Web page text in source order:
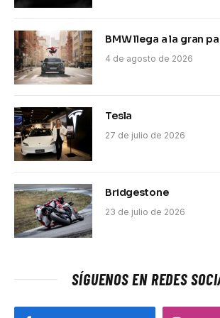
BMW llega a la gran
4 de agosto de 2026
Tesla
27 de julio de 2026
Bridgestone
23 de julio de 2026
SÍGUENOS EN REDES